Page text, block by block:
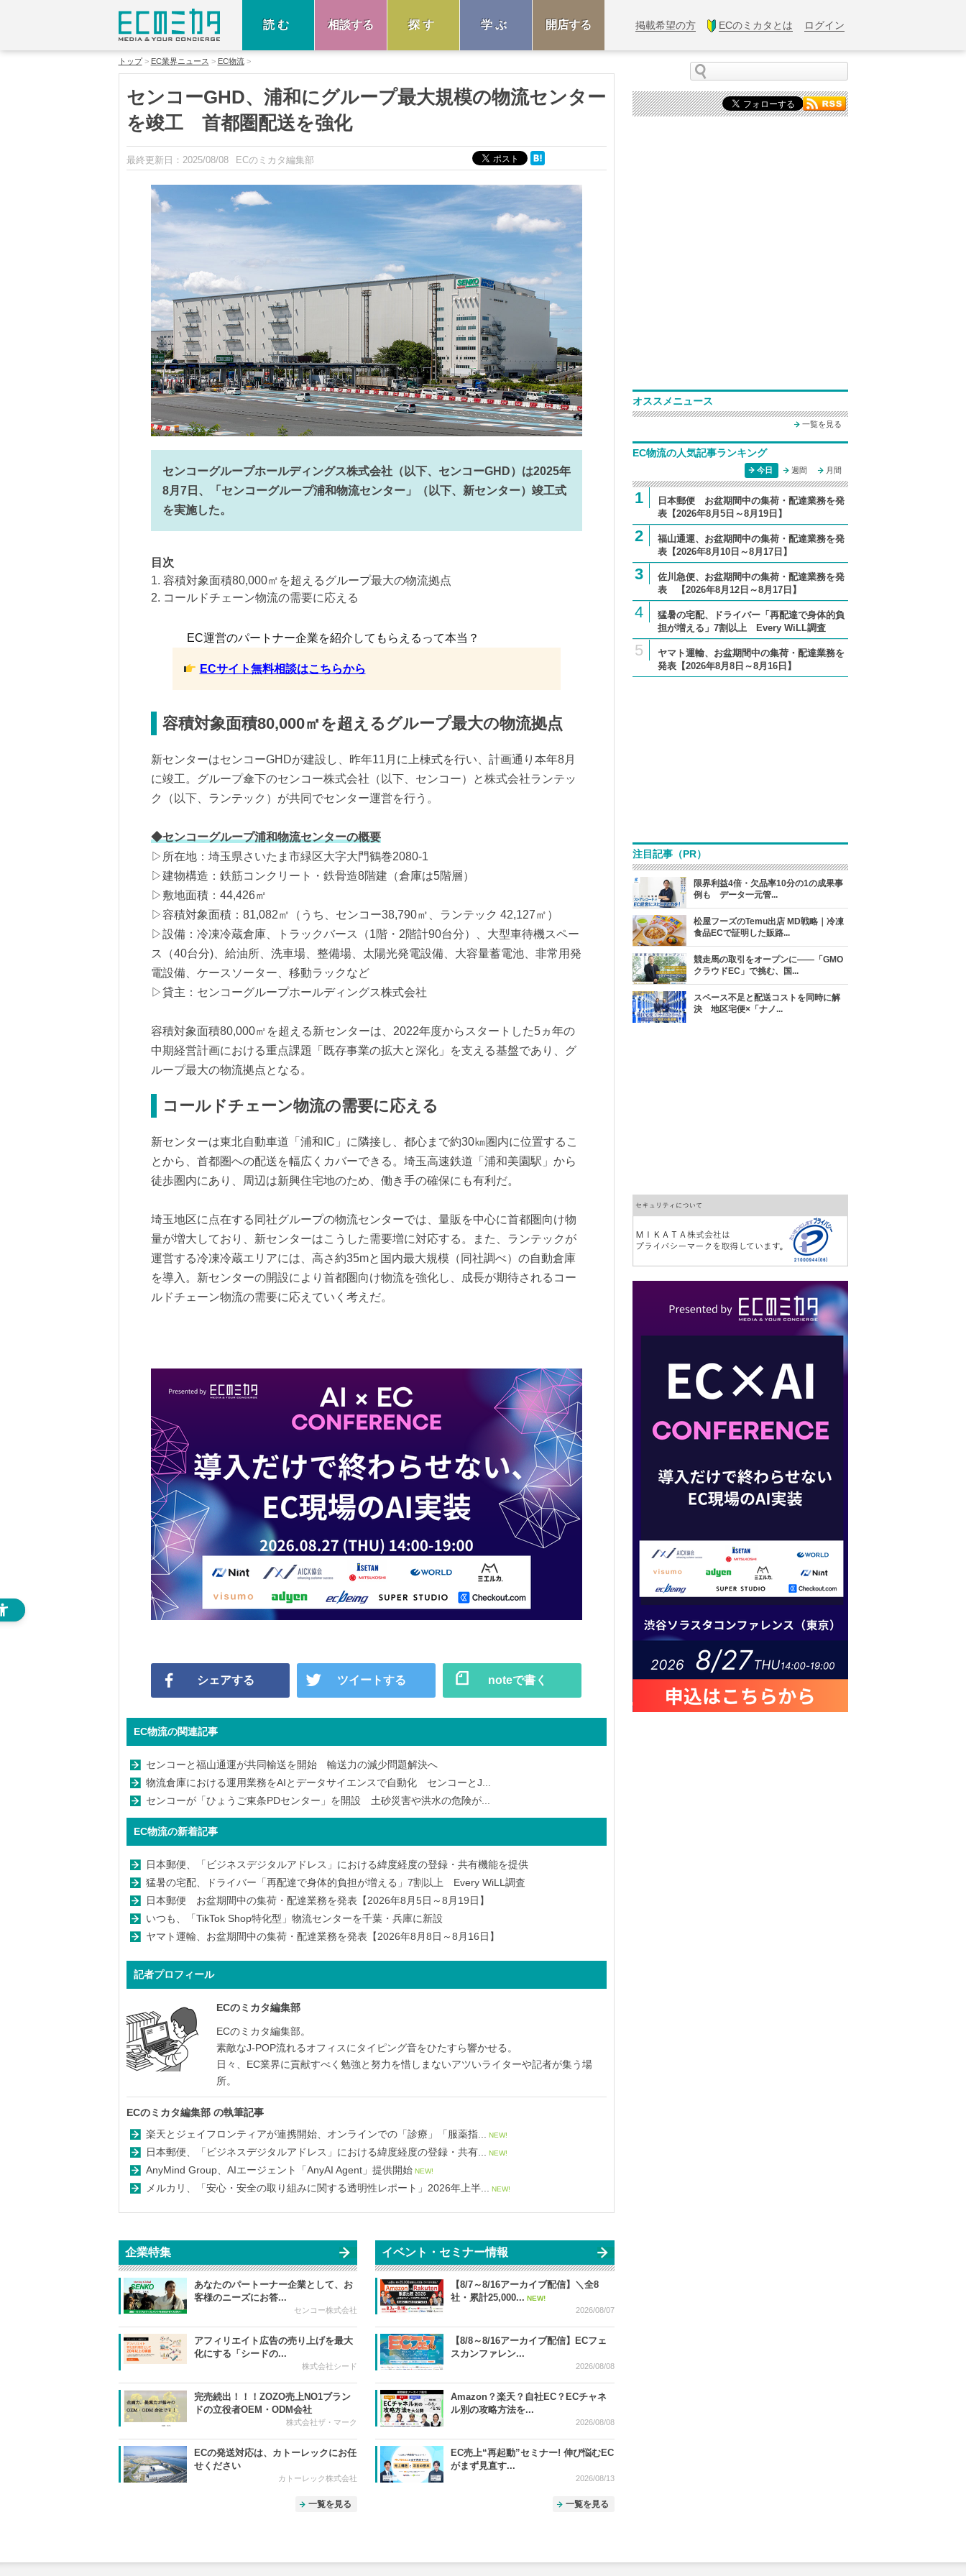
読む 相談する 探す 学ぶ 開店する 掲載希望の方 ECのミカタとは ログイン
トップ EC業界ニュース EC物流
センコーGHD、浦和にグループ最大規模の物流センター
を竣工 首都圏配送を強化
最終更新日： 2025/08/08 ECのミカタ編集部
センコーグループホールディングス株式会社（以下、センコーGHD）は2025年
8月7日、「センコーグループ浦和物流センター」（以下、新センター）竣工式
を実施した。
目次
1. 容積対象面積80,000㎡を超えるグループ最大の物流拠点
2. コールドチェーン物流の需要に応える
EC運営のパートナー企業を紹介してもらえるって本当？
ECサイト無料相談はこちらから
容積対象面積80,000㎡を超えるグループ最大の物流拠点
新センターはセンコーGHDが建設し、昨年11月に上棟式を行い、計画通り本年8月
に竣工。グループ傘下のセンコー株式会社（以下、センコー）と株式会社ランテッ
ク（以下、ランテック）が共同でセンター運営を行う。
◆センコーグループ浦和物流センターの概要
▷所在地：埼玉県さいたま市緑区大字大門鶴巻2080-1
▷建物構造：鉄筋コンクリート・鉄骨造8階建（倉庫は5階層）
▷敷地面積：44,426㎡
▷容積対象面積：81,082㎡（うち、センコー38,790㎡、ランテック 42,127㎡）
▷設備：冷凍冷蔵倉庫、トラックバース（1階・2階計90台分）、大型車待機スペー
ス（40台分)、給油所、洗車場、整備場、太陽光発電設備、大容量蓄電池、非常用発
電設備、ケースソーター、移動ラックなど
▷貸主：センコーグループホールディングス株式会社
容積対象面積80,000㎡を超える新センターは、2022年度からスタートした5ヵ年の
中期経営計画における重点課題「既存事業の拡大と深化」を支える基盤であり、グ
ループ最大の物流拠点となる。
コールドチェーン物流の需要に応える
新センターは東北自動車道「浦和IC」に隣接し、都心まで約30㎞圏内に位置するこ
とから、首都圏への配送を幅広くカバーできる。埼玉高速鉄道「浦和美園駅」から
徒歩圏内にあり、周辺は新興住宅地のため、働き手の確保にも有利だ。
埼玉地区に点在する同社グループの物流センターでは、量販を中心に首都圏向け物
量が増大しており、新センターはこうした需要増に対応する。また、ランテックが
運営する冷凍冷蔵エリアには、高さ約35mと国内最大規模（同社調べ）の自動倉庫
を導入。新センターの開設により首都圏向け物流を強化し、成長が期待されるコー
ルドチェーン物流の需要に応えていく考えだ。
シェアする ツイートする noteで書く
EC物流の関連記事
センコーと福山通運が共同輸送を開始 輸送力の減少問題解決へ
物流倉庫における運用業務をAIとデータサイエンスで自動化 センコーとJ...
センコーが「ひょうご東条PDセンター」を開設 土砂災害や洪水の危険が...
EC物流の新着記事
日本郵便、「ビジネスデジタルアドレス」における緯度経度の登録・共有機能を提供
猛暑の宅配、ドライバー「再配達で身体的負担が増える」7割以上 Every WiLL調査
日本郵便 お盆期間中の集荷・配達業務を発表【2026年8月5日～8月19日】
いつも、「TikTok Shop特化型」物流センターを千葉・兵庫に新設
ヤマト運輸、お盆期間中の集荷・配達業務を発表【2026年8月8日～8月16日】
記者プロフィール
ECのミカタ編集部
ECのミカタ編集部。
素敵なJ-POP流れるオフィスにタイピング音をひたすら響かせる。
日々、EC業界に貢献すべく勉強と努力を惜しまないアツいライターや記者が集う場
所。
ECのミカタ編集部の執筆記事
楽天とジェイフロンティアが連携開始、オンラインでの「診療」「服薬指...
NEW!
日本郵便、「ビジネスデジタルアドレス」における緯度経度の登録・共有... NEW!
AnyMind Group、AIエージェント「AnyAI Agent」提供開始 NEW!
メルカリ、「安心・安全の取り組みに関する透明性レポート」2026年上半... NEW!
企業特集
あなたのパートーナー企業として、お
客様のニーズにお答...
センコー株式会社
アフィリエイト広告の売り上げを最大
化にする「シードの...
株式会社シード
完売続出！！！ZOZO売上NO1ブラン
ドの立役者OEM・ODM会社
株式会社ザ・マーク
ECの発送対応は、カトーレックにお任
せください
カトーレック株式会社
一覧を見る
イベント・セミナー情報
【8/7～8/16アーカイブ配信】＼全8
社・累計25,000... NEW!
2026/08/07
【8/8～8/16アーカイブ配信】ECフェ
スカンファレン...
2026/08/08
Amazon？楽天？自社EC？ECチャネ
ル別の攻略方法を...
2026/08/08
EC売上“再起動”セミナー! 伸び悩むEC
がまず見直す...
2026/08/13
一覧を見る
オススメニュース
一覧を見る
EC物流の人気記事ランキング
今日 週間 月間
1
日本郵便 お盆期間中の集荷・配達業務を発
表【2026年8月5日～8月19日】
2
福山通運、お盆期間中の集荷・配達業務を発
表【2026年8月10日～8月17日】
3
佐川急便、お盆期間中の集荷・配達業務を発
表 【2026年8月12日～8月17日】
4
猛暑の宅配、ドライバー「再配達で身体的負
担が増える」7割以上 Every WiLL調査
5
ヤマト運輸、お盆期間中の集荷・配達業務を
発表【2026年8月8日～8月16日】
注目記事（PR）
限界利益4倍・欠品率10分の1の成果事
例も データ一元管...
松屋フーズのTemu出店 MD戦略｜冷凍
食品ECで証明した販路...
競走馬の取引をオープンに――「GMO
クラウドEC」で挑む、国...
スペース不足と配送コストを同時に解
決 地区宅便×「ナノ...